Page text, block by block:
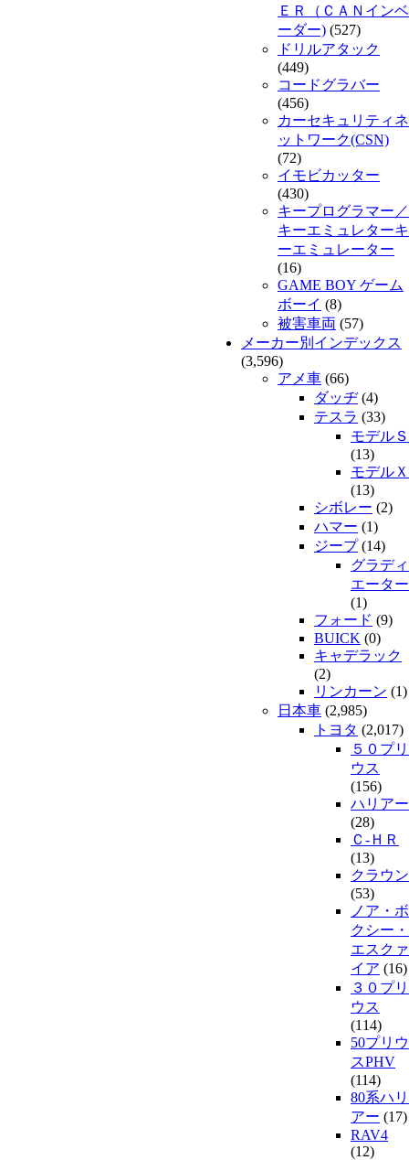
ＥＲ（ＣＡＮインベ
ーダー) (527)
ドリルアタック
(449)
コードグラバー
(456)
カーセキュリティネ
ットワーク(CSN)
(72)
イモビカッター
(430)
キープログラマー／
キーエミュレターキ
ーエミュレーター
(16)
GAME BOY ゲーム
ボーイ (8)
被害車両 (57)
メーカー別インデックス
(3,596)
アメ車 (66)
ダッヂ(4)
テスラ (33)
モデルＳ
(13)
モデルＸ
(13)
シボレー (2)
ハマー (1)
ジープ(14)
グラディ
エーター
(1)
フォード (9)
BUICK (0)
キャデラック
(2)
リンカーン (1)
日本車 (2,985)
トヨタ (2,017)
５０プリ
ウス
(156)
ハリアー
(28)
Ｃ-ＨＲ
(13)
クラウン
(53)
ノア・ボ
クシー・
エスクァ
イア (16)
３０プリ
ウス
(114)
50プリウ
スPHV
(114)
80系ハリ
アー (17)
RAV4
(12)